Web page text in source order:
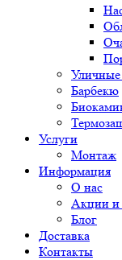
Барбекю
Услуги
Монтаж
Информация
О нас
Акции и
Блог
Доставка
Контакты